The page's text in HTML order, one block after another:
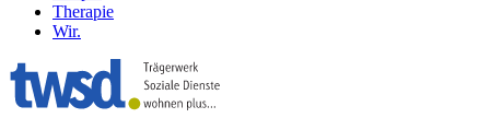
Therapie
Wir.